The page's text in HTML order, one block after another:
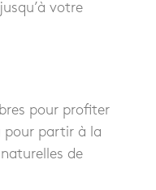
votre
pour profiter
pour partir à la
de